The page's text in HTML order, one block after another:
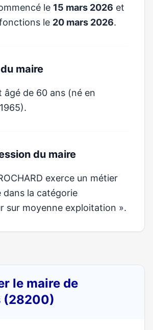
le 15 mars 2026 et
le 20 mars 2026.
maire
âgé de 60 ans (né en
du maire
exerce un métier
dans la catégorie
sur moyenne exploitation ».
le maire de
(28200)